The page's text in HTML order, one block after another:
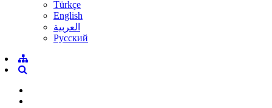
Türkçe
English
العربية
Pусский